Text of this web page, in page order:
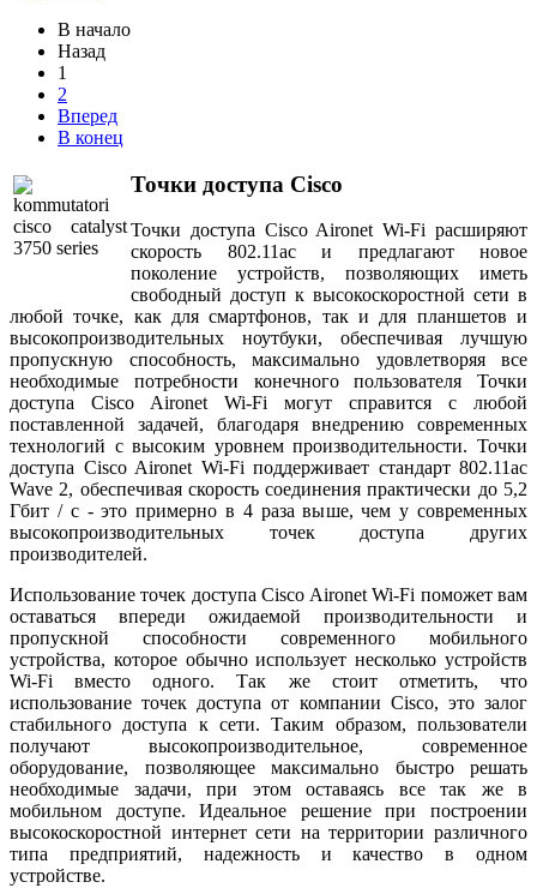
В начало
Назад
1
2
Вперед
В конец
Точки доступа Cisco
Точки доступа Cisco Aironet Wi-Fi расширяют
скорость 802.11ac и предлагают новое
поколение устройств, позволяющих иметь
свободный доступ к высокоскоростной сети в
любой точке, как для смартфонов, так и для планшетов и
высокопроизводительных ноутбуки, обеспечивая лучшую
пропускную способность, максимально удовлетворяя все
необходимые потребности конечного пользователя Точки
доступа Cisco Aironet Wi-Fi могут справится с любой
поставленной задачей, благодаря внедрению современных
технологий с высоким уровнем производительности. Точки
доступа Cisco Aironet Wi-Fi поддерживает стандарт 802.11ac
Wave 2, обеспечивая скорость соединения практически до 5,2
Гбит / с - это примерно в 4 раза выше, чем у современных
высокопроизводительных точек доступа других
производителей.
Использование точек доступа Cisco Aironet Wi-Fi поможет вам
оставаться впереди ожидаемой производительности и
пропускной способности современного мобильного
устройства, которое обычно использует несколько устройств
Wi-Fi вместо одного. Так же стоит отметить, что
использование точек доступа от компании Cisco, это залог
стабильного доступа к сети. Таким образом, пользователи
получают высокопроизводительное, современное
оборудование, позволяющее максимально быстро решать
необходимые задачи, при этом оставаясь все так же в
мобильном доступе. Идеальное решение при построении
высокоскоростной интернет сети на территории различного
типа предприятий, надежность и качество в одном
устройстве.